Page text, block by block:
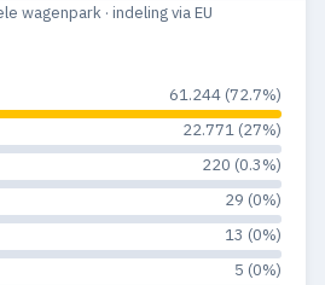
wagenpark · indeling via EU
61.244 (72.7%)
22.771 (27%)
220 (0.3%)
29 (0%)
13 (0%)
5 (0%)